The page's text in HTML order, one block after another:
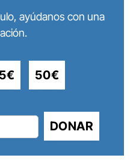
ayúdanos con una
50€
DONAR